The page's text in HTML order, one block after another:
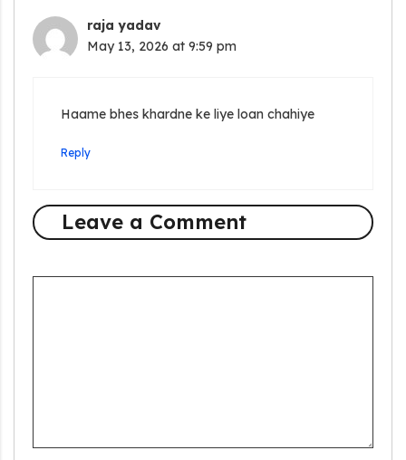
raja yadav
May 13, 2026 at 9:59 pm
Haame bhes khardne ke liye loan chahiye
Reply
Leave a Comment